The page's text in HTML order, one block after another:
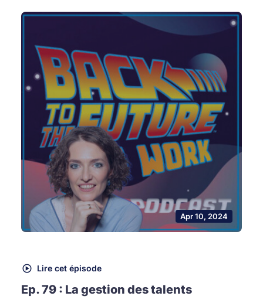
Apr 10, 2024
Lire cet épisode
Ep. 79 : La gestion des talents